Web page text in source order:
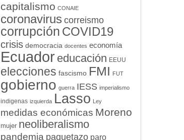
capitalismo CONAIE
coronavirus correismo
corrupción COVID19
crisis democracia docentes economía
Ecuador educación EEUU
elecciones fascismo FMI FUT
gobierno guerra IESS imperialismo
indigenas izquierda Lasso Ley
medidas económicas Moreno
mujer neoliberalismo
pandemia paquetazo paro